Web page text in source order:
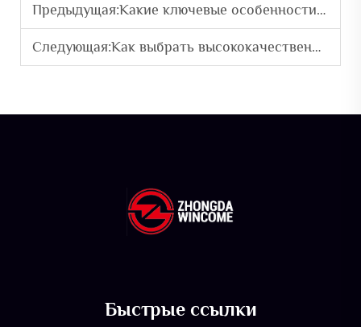
Предыдущая:Какие ключевые особенности должна иметь хорошая водонепроницаемая куртка
Следующая:Как выбрать высококачественные уличные куртки для длительного использования
Быстрые ссылки